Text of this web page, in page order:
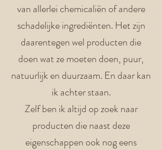
van allerlei chemicaliën of andere
schadelijke ingrediënten. Het zijn
daarentegen wel producten die
doen wat ze moeten doen, puur,
natuurlijk en duurzaam. En daar kan
ik achter staan.
Zelf ben ik altijd op zoek naar
producten die naast deze
eigenschappen ook nog eens